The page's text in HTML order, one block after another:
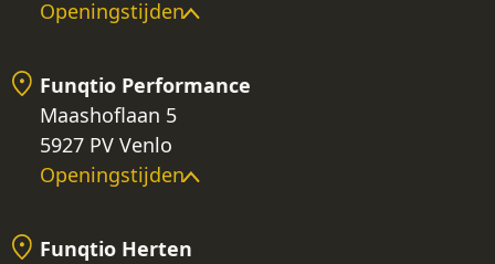
Openingstijden
Funqtio Performance
Maashoflaan 5
5927 PV Venlo
Openingstijden
Funqtio Herten